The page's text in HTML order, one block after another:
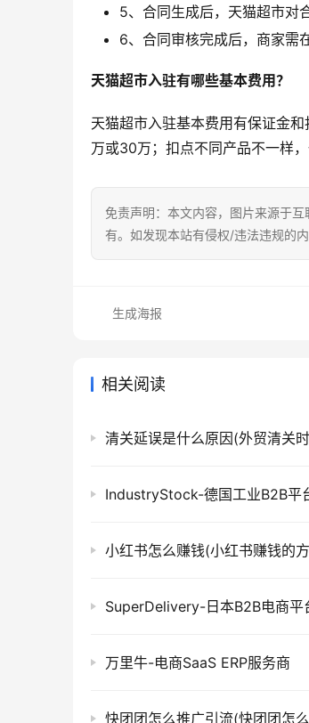
5、合同生成后，天猫超市对
6、合同审核完成后，商家需
天猫超市入驻有哪些基本费用？
天猫超市入驻基本费用有保证金
万或30万；扣点不同产品不一样
免责声明：本文内容，图片来源于
有。如发现本站有侵权/违法违规的
生成海报
相关阅读
清关延误是什么原因(外贸清关
IndustryStock-德国工业B2B平
小红书怎么赚钱(小红书赚钱的
SuperDelivery-日本B2B电商平
万里牛-电商SaaS ERP服务商
快团团怎么推广引流(快团团怎